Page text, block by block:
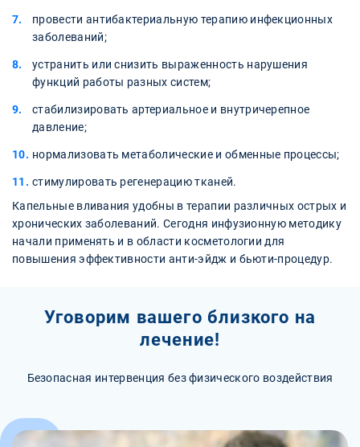
провести антибактериальную терапию инфекционных
заболеваний;
устранить или снизить выраженность нарушения
функций работы разных систем;
стабилизировать артериальное и внутричерепное
давление;
нормализовать метаболические и обменные процессы;
стимулировать регенерацию тканей.
Капельные вливания удобны в терапии различных острых и
хронических заболеваний. Сегодня инфузионную методику
начали применять и в области косметологии для
повышения эффективности анти-эйдж и бьюти-процедур.
Уговорим вашего близкого на
лечение!
Безопасная интервенция без физического воздействия